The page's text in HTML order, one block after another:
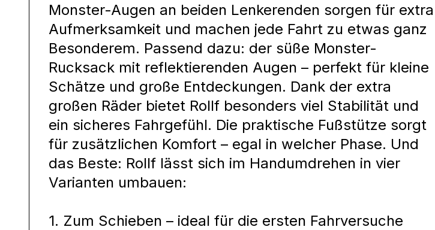
Monster-Augen an beiden Lenkerenden sorgen für extra
Aufmerksamkeit und machen jede Fahrt zu etwas ganz
Besonderem. Passend dazu: der süße Monster-
Rucksack mit reflektierenden Augen – perfekt für kleine
Schätze und große Entdeckungen. Dank der extra
großen Räder bietet Rollf besonders viel Stabilität und
ein sicheres Fahrgefühl. Die praktische Fußstütze sorgt
für zusätzlichen Komfort – egal in welcher Phase. Und
das Beste: Rollf lässt sich im Handumdrehen in vier
Varianten umbauen:
1. Zum Schieben – ideal für die ersten Fahrversuche